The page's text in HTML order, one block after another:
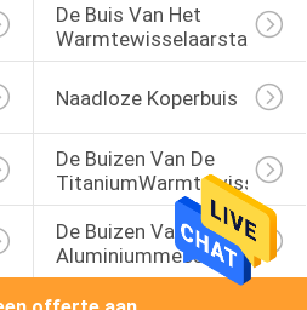
De Buis Van Het
Warmtewisselaarstaal
Naadloze Koperbuis
De Buizen Van De
TitaniumWarmtewisselaar
De Buizen Van Het
Aluminiummessing